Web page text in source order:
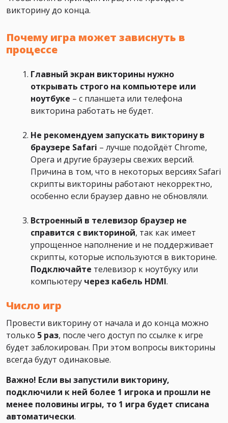
викторину до конца.
Почему игра может зависнуть в
процессе
Главный экран викторины нужно
открывать строго на компьютере или
ноутбуке – с планшета или телефона
викторина работать не будет.
Не рекомендуем запускать викторину в
браузере Safari – лучше подойдёт Chrome,
Opera и другие браузеры свежих версий.
Причина в том, что в некоторых версиях Safari
скрипты викторины работают некорректно,
особенно если браузер давно не обновляли.
Встроенный в телевизор браузер не
справится с викториной, так как имеет
упрощенное наполнение и не поддерживает
скрипты, которые используются в викторине.
Подключайте телевизор к ноутбуку или
компьютеру через кабель HDMI.
Число игр
Провести викторину от начала и до конца можно
только 5 раз, после чего доступ по ссылке к игре
будет заблокирован. При этом вопросы викторины
всегда будут одинаковые.
Важно! Если вы запустили викторину,
подключили к ней более 1 игрока и прошли не
менее половины игры, то 1 игра будет списана
автоматически.